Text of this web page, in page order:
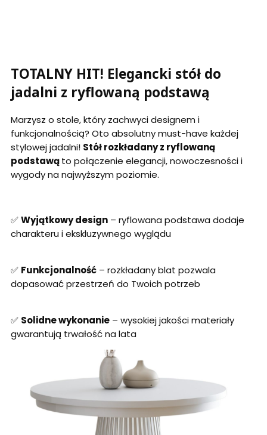
TOTALNY HIT! Elegancki stół do
jadalni z ryflowaną podstawą
Marzysz o stole, który zachwyci designem i
funkcjonalnością? Oto absolutny must-have każdej
stylowej jadalni! Stół rozkładany z ryflowaną
podstawąto połączenie elegancji, nowoczesności i
wygody na najwyższym poziomie.
✅Wyjątkowy design – ryflowana podstawa dodaje
charakteru i ekskluzywnego wyglądu
✅ Funkcjonalność – rozkładany blat pozwala
dopasować przestrzeń do Twoich potrzeb
✅ Solidne wykonanie – wysokiej jakości materiały
gwarantują trwałość na lata